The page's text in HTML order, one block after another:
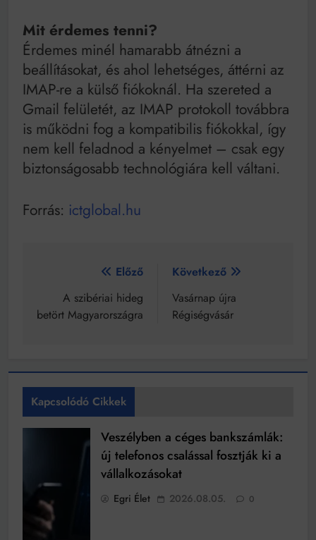
Mit érdemes tenni?
Érdemes minél hamarabb átnézni a
beállításokat, és ahol lehetséges, áttérni az
IMAP-re a külső fiókoknál. Ha szereted a
Gmail felületét, az IMAP protokoll továbbra
is működni fog a kompatibilis fiókokkal, így
nem kell feladnod a kényelmet – csak egy
biztonságosabb technológiára kell váltani.
Forrás: ictglobal.hu
Bejegyzés
navigáció
Előző
A szibériai hideg
betört Magyarországra
Következő
Vasárnap újra
Régiségvásár
Kapcsolódó Cikkek
Veszélyben a céges bankszámlák:
új telefonos csalással fosztják ki a
vállalkozásokat
Egri Élet 2026.08.05. 0